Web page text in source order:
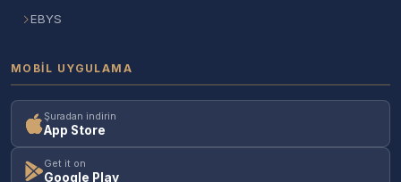
EBYS
MOBIL UYGULAMA
Şuradan indirin
App Store
Get it on
Google Play